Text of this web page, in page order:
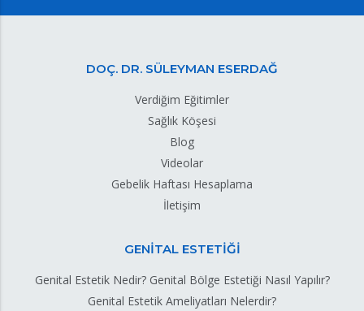
DOÇ. DR. SÜLEYMAN ESERDAĞ
Verdiğim Eğitimler
Sağlık Köşesi
Blog
Videolar
Gebelik Haftası Hesaplama
İletişim
GENİTAL ESTETİĞİ
Genital Estetik Nedir? Genital Bölge Estetiği Nasıl Yapılır?
Genital Estetik Ameliyatları Nelerdir?